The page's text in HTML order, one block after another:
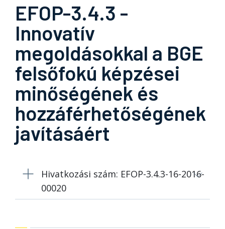
EFOP-3.4.3 -
Innovatív
megoldásokkal a BGE
felsőfokú képzései
minőségének és
hozzáférhetőségének
javításáért
Hivatkozási szám: EFOP-3.4.3-16-2016-
00020